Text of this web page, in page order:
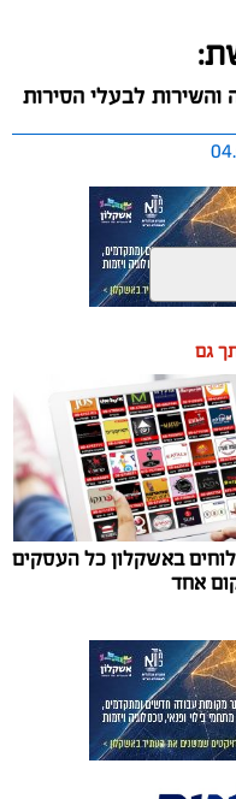
לבעלי הסירות
כלי השייט במרינה
התשתיות, חיזוק
ושיפור השירותים.
הסירות חוזר בחזרה
פיתוחה"
השבוע עם מנכ"ל
השדרוג המקיפה של
בשירותים
הסירות.
אולס ירצין ואליסף
גם
באשקלון כל העסקים
אחד